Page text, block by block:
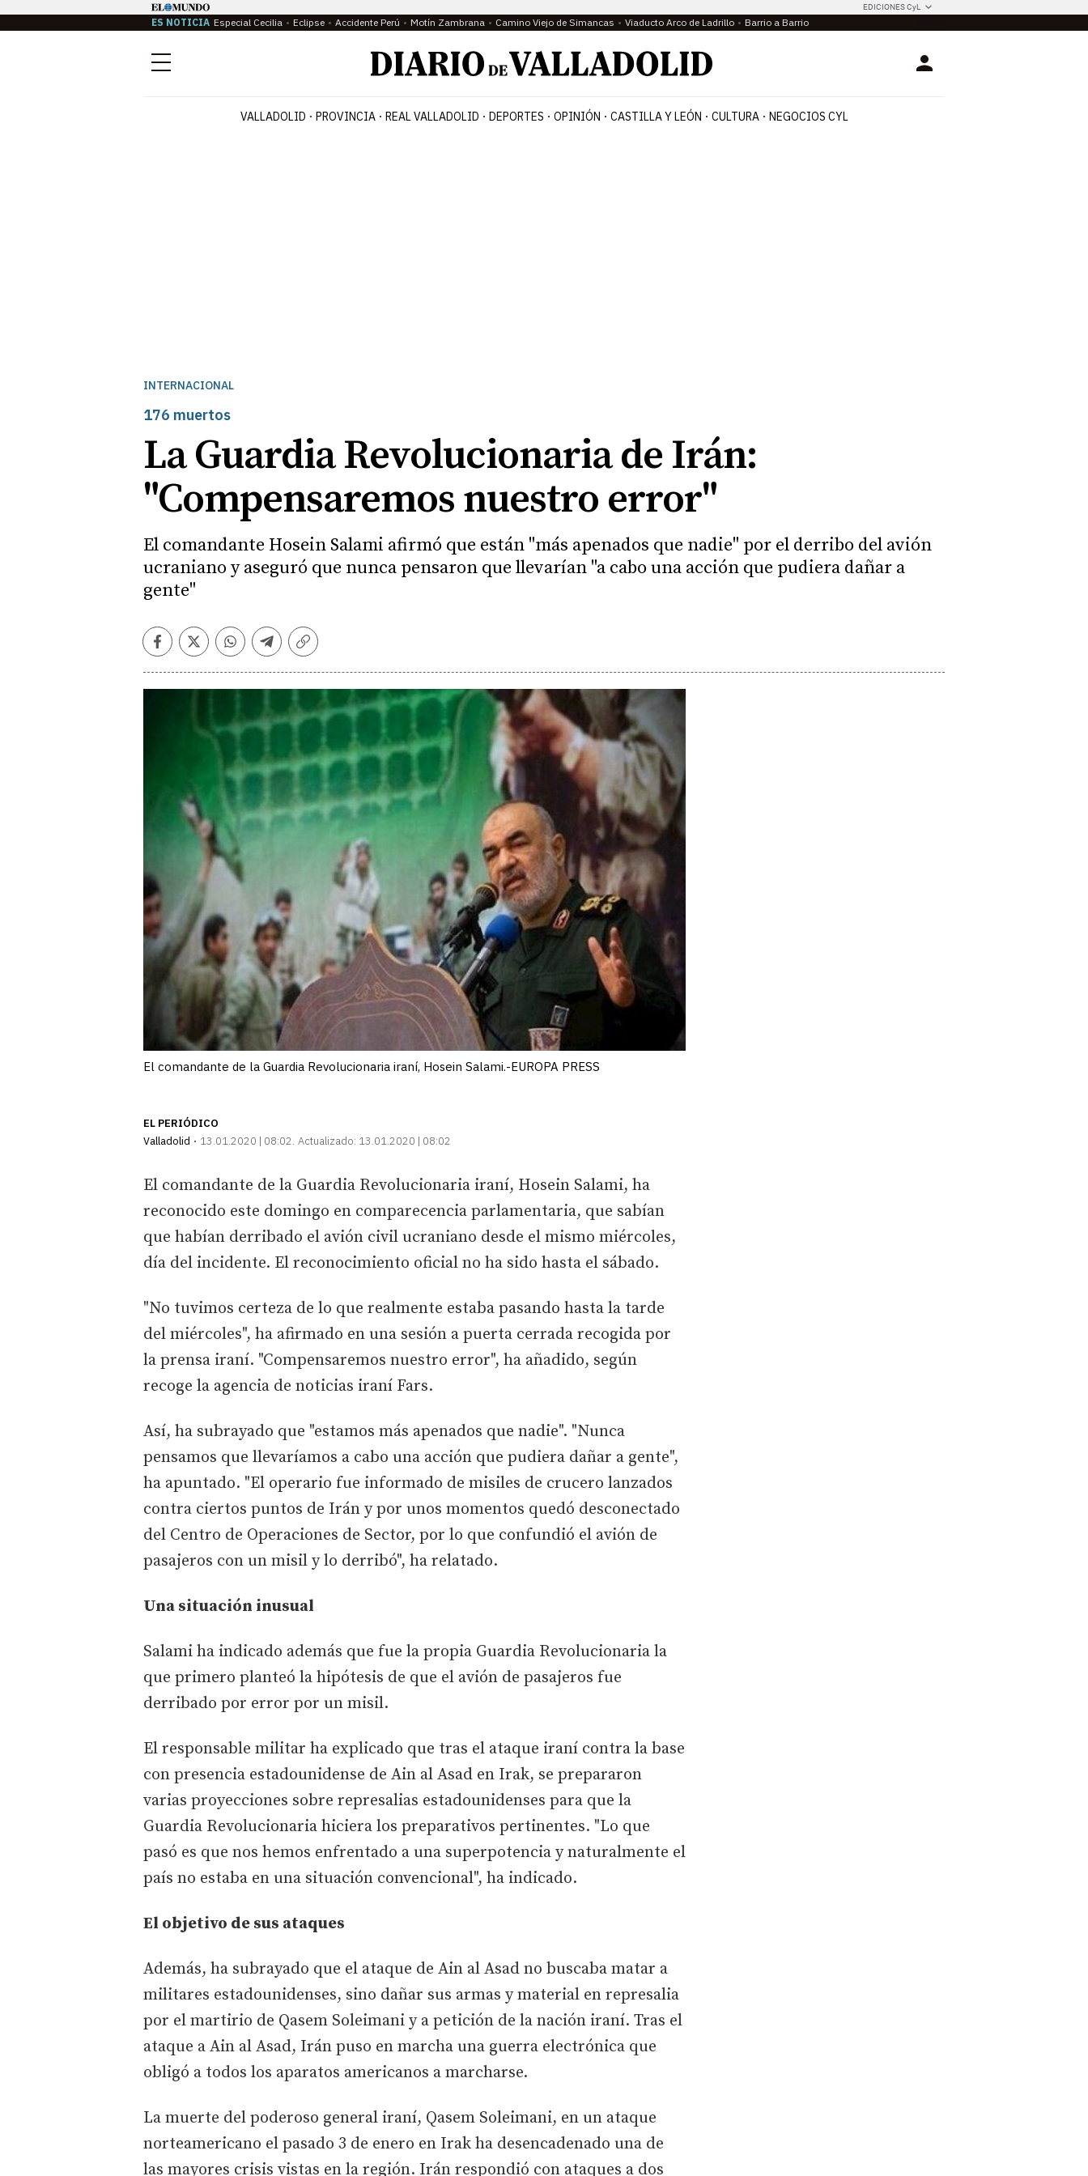
EDICIONES CyL
ES NOTICIA Especial Cecilia Eclipse Accidente Perú Motín Zambrana Camino Viejo de Simancas Viaducto Arco de Ladrillo Barrio a Barrio
Menú Login
VALLADOLID PROVINCIA REAL VALLADOLID DEPORTES OPINIÓN CASTILLA Y LEÓN CULTURA NEGOCIOS CYL
INTERNACIONAL
176 muertos
La Guardia Revolucionaria de Irán:
"Compensaremos nuestro error"
El comandante Hosein Salami afirmó que están "más apenados que nadie" por el derribo del avión
ucraniano y aseguró que nunca pensaron que llevarían "a cabo una acción que pudiera dañar a
gente"
Facebook
TwitterWhatsapp
Telegram
Copiar
El comandante de la Guardia Revolucionaria iraní, Hosein Salami.-EUROPA PRESS
EL PERIÓDICO
Valladolid
13.01.2020 | 08:02 Actualizado: 13.01.2020 | 08:02
El comandante de la Guardia Revolucionaria iraní, Hosein Salami, ha
reconocido este domingo en comparecencia parlamentaria, que sabían
que habían derribado el avión civil ucraniano desde el mismo miércoles,
día del incidente. El reconocimiento oficial no ha sido hasta el sábado.
"No tuvimos certeza de lo que realmente estaba pasando hasta la tarde
del miércoles", ha afirmado en una sesión a puerta cerrada recogida por
la prensa iraní. "Compensaremos nuestro error", ha añadido, según
recoge la agencia de noticias iraní Fars.
Así, ha subrayado que "estamos más apenados que nadie". "Nunca
pensamos que llevaríamos a cabo una acción que pudiera dañar a gente",
ha apuntado. "El operario fue informado de misiles de crucero lanzados
contra ciertos puntos de Irán y por unos momentos quedó desconectado
del Centro de Operaciones de Sector, por lo que confundió el avión de
pasajeros con un misil y lo derribó", ha relatado.
Una situación inusual
Salami ha indicado además que fue la propia Guardia Revolucionaria la
que primero planteó la hipótesis de que el avión de pasajeros fue
derribado por error por un misil.
El responsable militar ha explicado que tras el ataque iraní contra la base
con presencia estadounidense de Ain al Asad en Irak, se prepararon
varias proyecciones sobre represalias estadounidenses para que la
Guardia Revolucionaria hiciera los preparativos pertinentes. "Lo que
pasó es que nos hemos enfrentado a una superpotencia y naturalmente el
país no estaba en una situación convencional", ha indicado.
El objetivo de sus ataques
Además, ha subrayado que el ataque de Ain al Asad no buscaba matar a
militares estadounidenses, sino dañar sus armas y material en represalia
por el martirio de Qasem Soleimani y a petición de la nación iraní. Tras el
ataque a Ain al Asad, Irán puso en marcha una guerra electrónica que
obligó a todos los aparatos americanos a marcharse.
La muerte del poderoso general iraní, Qasem Soleimani, en un ataque
norteamericano el pasado 3 de enero en Irak ha desencadenado una de
las mayores crisis vistas en la región. Irán respondió con ataques a dos